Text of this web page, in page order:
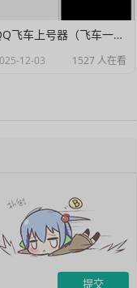
QQ飞车上号器（飞车一键登号器）V1.0
12-03 1527 人在看